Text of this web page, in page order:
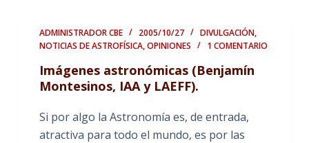
ADMINISTRADOR CBE 2005/10/27 DIVULGACIÓN,
NOTICIAS DE ASTROFÍSICA,OPINIONES 1 COMENTARIO
Imágenes astronómicas (Benjamín
Montesinos, IAA y LAEFF).
Si por algo la Astronomía es, de entrada,
atractiva para todo el mundo, es por las